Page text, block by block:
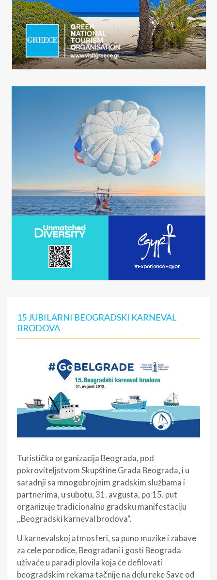
15 JUBILARNI BEOGRADSKI KARNEVAL
BRODOVA
Turistička organizacija Beograda, pod
pokroviteljstvom Skupštine Grada Beograda, i u
saradnji sa mnogobrojnim gradskim službama i
partnerima, u subotu, 31. avgusta, po 15. put
organizuje tradicionalnu gradsku manifestaciju
,,Beogradski karneval brodova“.
U karnevalskoj atmosferi, sa puno muzike i zabave
za cele porodice, Beograđani i gosti Beograda
uživaće u paradi plovila koja će defilovati
beogradskim rekama tačnije na delu reke Save od